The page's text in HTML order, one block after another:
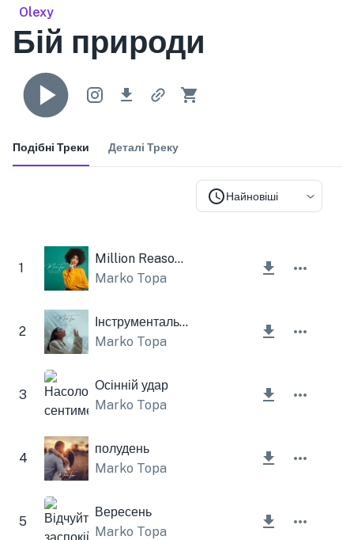
Olexy
Бій природи
Подібні Треки Деталі Треку
Найновіші
1
Million Reason Instrumental
Marko Topa
2
Інструментальний лабіринт
Marko Topa
3
Осінній удар
Marko Topa
4
полудень
Marko Topa
5
Вересень
Marko Topa